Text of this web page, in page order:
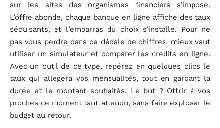
sur les sites des organismes financiers s’impose.
L’offre abonde, chaque banque en ligne affiche des taux
séduisants, et l’embarras du choix s’installe. Pour ne
pas vous perdre dans ce dédale de chiffres, mieux vaut
utiliser un simulateur et comparer les crédits en ligne.
Avec un outil de ce type, repérez en quelques clics le
taux qui allégera vos mensualités, tout en gardant la
durée et le montant souhaités. Le but ? Offrir à vos
proches ce moment tant attendu, sans faire exploser le
budget au retour.